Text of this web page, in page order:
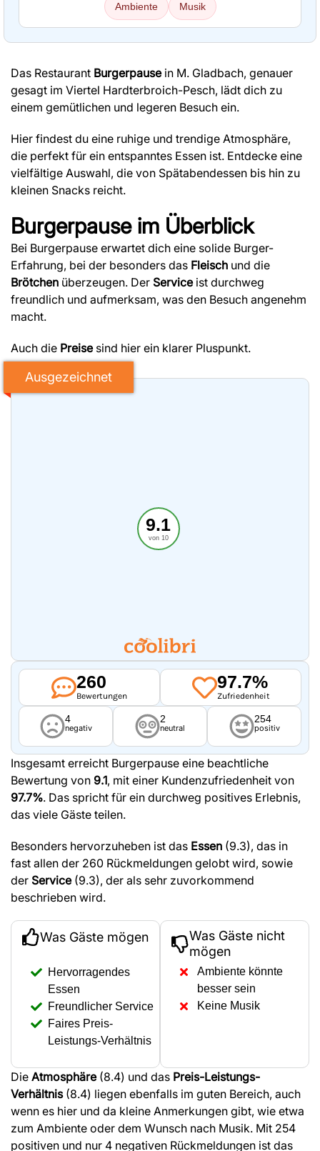
Ambiente Musik
Das Restaurant Burgerpausein M. Gladbach, genauer
gesagt im Viertel Hardterbroich-Pesch, lädt dich zu
einem gemütlichen und legeren Besuch ein.
Hier findest du eine ruhige und trendige Atmosphäre,
die perfekt für ein entspanntes Essen ist. Entdecke eine
vielfältige Auswahl, die von Spätabendessen bis hin zu
kleinen Snacks reicht.
Burgerpauseim Überblick
Bei Burgerpause erwartet dich eine solide Burger-
Erfahrung, bei der besonders das Fleisch und die
Brötchen überzeugen. Der Serviceist durchweg
freundlich und aufmerksam, was den Besuch angenehm
macht.
Auch die Preisesind hier ein klarer Pluspunkt.
Ausgezeichnet
9.1
von 10
260
Bewertungen
97.7%
Zufriedenheit
4
negativ
2
neutral
254
positiv
Insgesamt erreicht Burgerpause eine beachtliche
Bewertung von 9.1, mit einer Kundenzufriedenheit von
97.7%. Das spricht für ein durchweg positives Erlebnis,
das viele Gäste teilen.
Besonders hervorzuheben ist das Essen (9.3), das in
fast allen der 260 Rückmeldungen gelobt wird, sowie
der Service(9.3), der als sehr zuvorkommend
beschrieben wird.
Was Gäste mögen
Hervorragendes
Essen
Freundlicher Service
Faires Preis-
Leistungs-Verhältnis
Was Gäste nicht
mögen
Ambiente könnte
besser sein
Keine Musik
Die Atmosphäre(8.4) und das Preis-Leistungs-
Verhältnis(8.4) liegen ebenfalls im guten Bereich, auch
wenn es hier und da kleine Anmerkungen gibt, wie etwa
zum Ambiente oder dem Wunsch nach Musik. Mit 254
positiven und nur 4 negativen Rückmeldungen ist das